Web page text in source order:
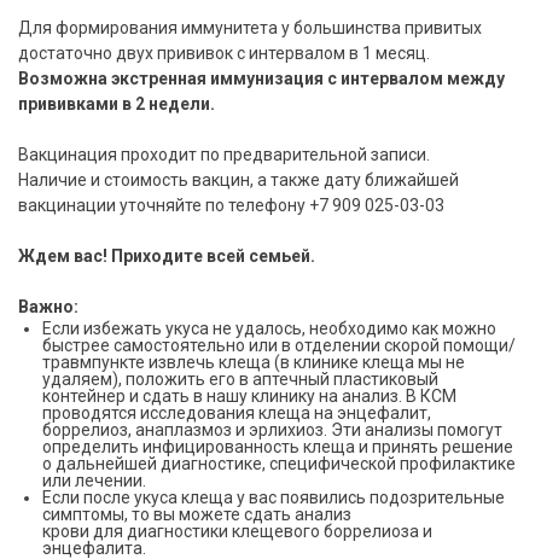
Для формирования иммунитета у большинства привитых
достаточно двух прививок с интервалом в 1 месяц.
Возможна экстренная иммунизация с интервалом между
прививками в 2 недели.
Вакцинация проходит по предварительной записи.
Наличие и стоимость вакцин, а также дату ближайшей
вакцинации уточняйте по телефону +7 909 025-03-03
Ждем вас! Приходите всей семьей.
Важно:
Если избежать укуса не удалось, необходимо как можно
быстрее самостоятельно или в отделении скорой помощи/
травмпункте извлечь клеща (в клинике клеща мы не
удаляем), положить его в аптечный пластиковый
контейнер и сдать в нашу клинику на анализ. В КСМ
проводятся исследования клеща на энцефалит,
боррелиоз, анаплазмоз и эрлихиоз. Эти анализы помогут
определить инфицированность клеща и принять решение
о дальнейшей диагностике, специфической профилактике
или лечении.
Если после укуса клеща у вас появились подозрительные
симптомы, то вы можете сдать анализ
крови для диагностики клещевого боррелиоза и
энцефалита.